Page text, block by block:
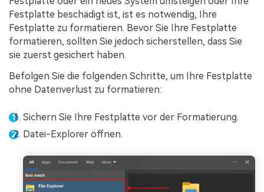
Festplatte beschädigt ist, ist es notwendig, Ihre
Festplatte zu formatieren. Bevor Sie Ihre Festplatte
formatieren, sollten Sie jedoch sicherstellen, dass Sie
sie zuerst gesichert haben.
Befolgen Sie die folgenden Schritte, um Ihre Festplatte
ohne Datenverlust zu formatieren:
Sichern Sie Ihre Festplatte vor der Formatierung.
Datei-Explorer öffnen.